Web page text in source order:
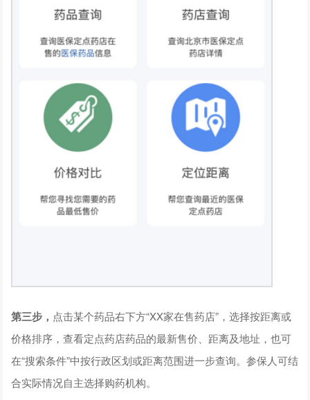
第三步， 点击某个药品右下方“XX家在售药店”，选择按距离或
价格排序，查看定点药店药品的最新售价、距离及地址，也可
在“搜索条件”中按行政区划或距离范围进一步查询。参保人可结
合实际情况自主选择购药机构。